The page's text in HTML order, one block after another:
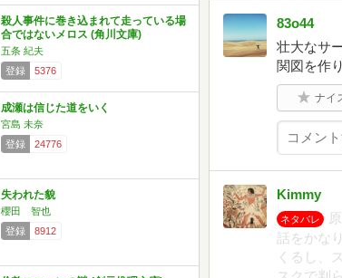
殺人事件に巻き込まれて走っている場
合ではないメロス (角川文庫)
五条 紀夫
登録
5376
成瀬は信じた道をいく
宮島 未奈
登録
24776
失われた貌
櫻田 智也
登録
8912
83o44
壮大なサ
関図を作
ナイ
Kimmy
ネタバレ
話をかな
くるし、